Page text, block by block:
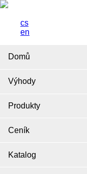
cs
en
Domů
Výhody
Produkty
Ceník
Katalog